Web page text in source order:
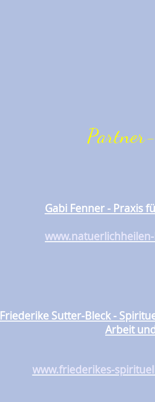
Gabi Fenner - Praxis
Friederike Sutter-Bleck -
Arbeit
www.friederikes-